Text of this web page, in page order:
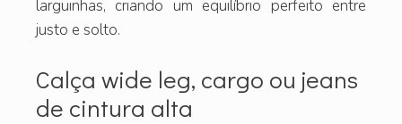
larguinhas, criando um equilíbrio perfeito entre
justo e solto.
Calça wide leg, cargo ou jeans
de cintura alta